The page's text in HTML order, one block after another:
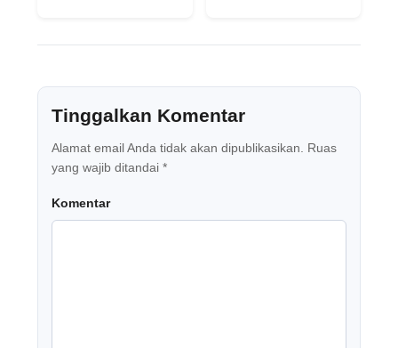
Tinggalkan Komentar
Alamat email Anda tidak akan dipublikasikan. Ruas
yang wajib ditandai *
Komentar